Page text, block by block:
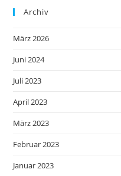
Archiv
März 2026
Juni 2024
Juli 2023
April 2023
März 2023
Februar 2023
Januar 2023